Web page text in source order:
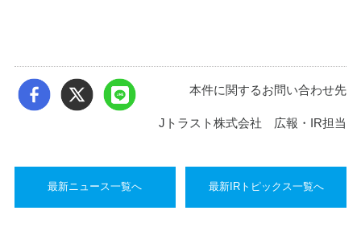
本件に関するお問い合わせ先
Jトラスト株式会社 広報・IR担当
最新ニュース一覧へ 最新IRトピックス一覧へ